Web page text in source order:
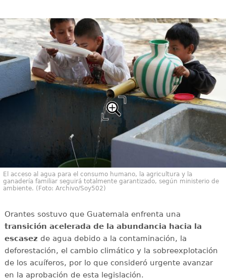
El acceso al agua para el consumo humano, la agricultura y la
ganadería familiar seguirá totalmente garantizado, según ministerio de
ambiente. (Foto: Archivo/Soy502)
Orantes sostuvo que Guatemala enfrenta una
transición acelerada de la abundancia hacia la
escasez de agua debido a la contaminación, la
deforestación, el cambio climático y la sobreexplotación
de los acuíferos, por lo que consideró urgente avanzar
en la aprobación de esta legislación.